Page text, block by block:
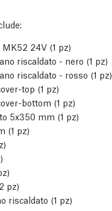
24V (1 pz)
riscaldato - nero (1 pz)
riscaldato - rosso (1 pz)
top (1 pz)
bottom (1 pz)
5x350 mm (1 pz)
(1 pz)
pz)
riscaldato (1 pz)